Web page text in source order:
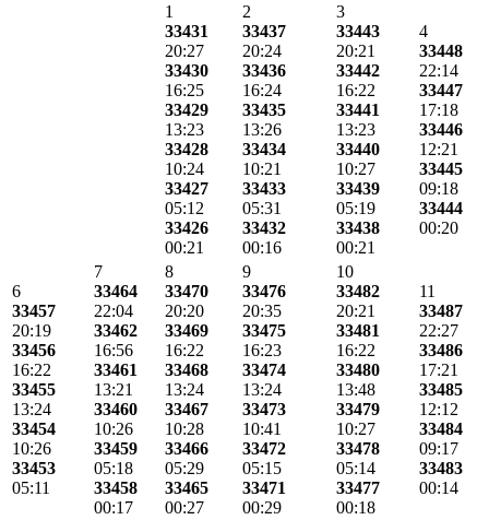
1
33431
20:27
33430
16:25
33429
13:23
33428
10:24
33427
05:12
33426
00:21
2
33437
20:24
33436
16:24
33435
13:26
33434
10:21
33433
05:31
33432
00:16
3
33443
20:21
33442
16:22
33441
13:23
33440
10:27
33439
05:19
33438
00:21
4
33448
22:14
33447
17:18
33446
12:21
33445
09:18
33444
00:20
6
33457
20:19
33456
16:22
33455
13:24
33454
10:26
33453
05:11
7
33464
22:04
33462
16:56
33461
13:21
33460
10:26
33459
05:18
33458
00:17
8
33470
20:20
33469
16:22
33468
13:24
33467
10:28
33466
05:29
33465
00:27
9
33476
20:35
33475
16:23
33474
13:24
33473
10:41
33472
05:15
33471
00:29
10
33482
20:21
33481
16:22
33480
13:48
33479
10:27
33478
05:14
33477
00:18
11
33487
22:27
33486
17:21
33485
12:12
33484
09:17
33483
00:14